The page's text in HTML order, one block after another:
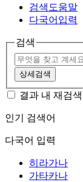
검색도움말
다국어입력
검색
상세검색
결과 내 재검색
인기 검색어
다국어 입력
히라가나
가타카나